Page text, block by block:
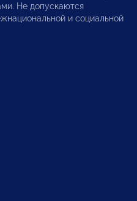
Не допускаются
и социальной